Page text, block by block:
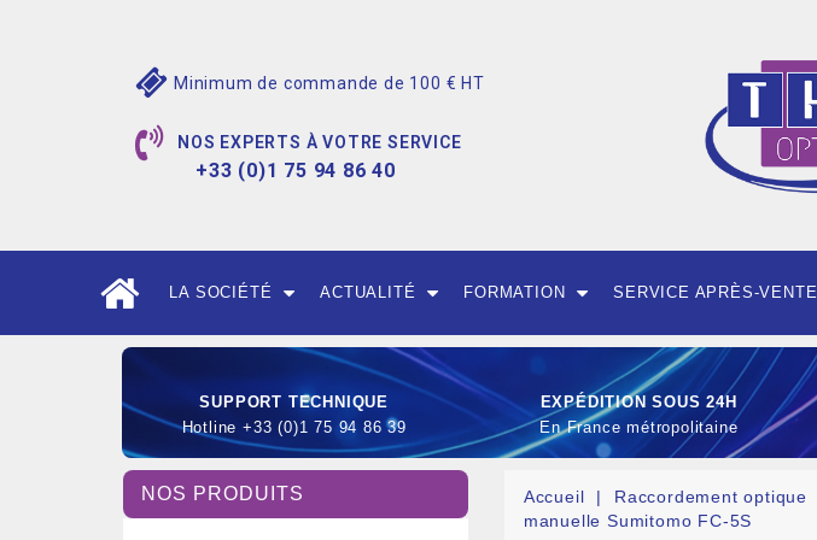
Minimum de commande de 100 € HT
NOS EXPERTS À VOTRE SERVICE
+33 (0)1 75 94 86 40
LA SOCIÉTÉ ACTUALITÉ FORMATION SERVICE APRÈS-VENTE
SUPPORT TECHNIQUE
Hotline +33 (0)1 75 94 86 39
EXPÉDITION SOUS 24H
En France métropolitaine
NOS PRODUITS Accueil Raccordement optique
manuelle Sumitomo FC-5S